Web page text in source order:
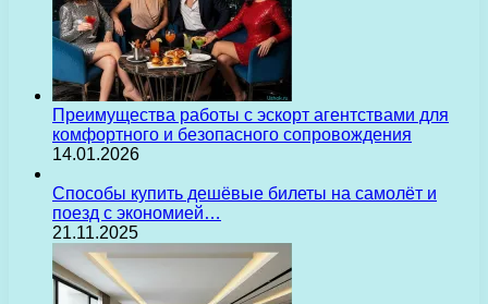
Преимущества работы с эскорт агентствами для
комфортного и безопасного сопровождения
14.01.2026
Способы купить дешёвые билеты на самолёт и
поезд с экономией…
21.11.2025